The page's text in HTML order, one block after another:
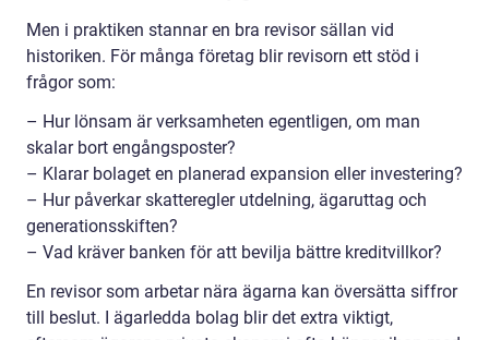
Men i praktiken stannar en bra revisor sällan vid
historiken. För många företag blir revisorn ett stöd i
frågor som:
– Hur lönsam är verksamheten egentligen, om man
skalar bort engångsposter?
– Klarar bolaget en planerad expansion eller investering?
– Hur påverkar skatteregler utdelning, ägaruttag och
generationsskiften?
– Vad kräver banken för att bevilja bättre kreditvillkor?
En revisor som arbetar nära ägarna kan översätta siffror
till beslut. I ägarledda bolag blir det extra viktigt,